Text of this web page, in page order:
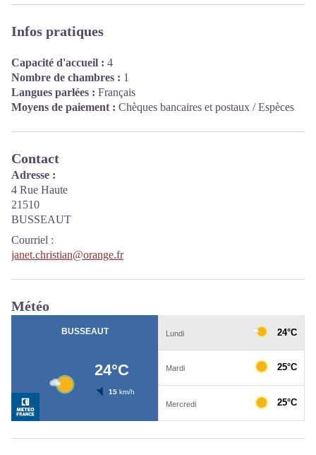
Infos pratiques
Capacité d'accueil : 4
Nombre de chambres : 1
Langues parlées : Français
Moyens de paiement : Chèques bancaires et postaux / Espèces
Contact
Adresse :
4 Rue Haute
21510
BUSSEAUT
Courriel :
janet.christian@orange.fr
Météo